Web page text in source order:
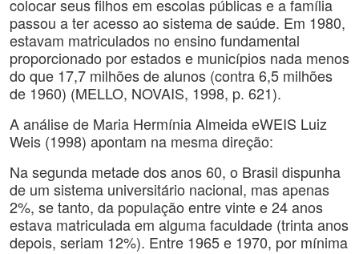
colocar seus filhos em escolas públicas e a família
passou a ter acesso ao sistema de saúde. Em 1980,
estavam matriculados no ensino fundamental
proporcionado por estados e municípios nada menos
do que 17,7 milhões de alunos (contra 6,5 milhões
de 1960) (MELLO, NOVAIS, 1998, p. 621).
A análise de Maria Hermínia Almeida eWEIS Luiz
Weis (1998) apontam na mesma direção:
Na segunda metade dos anos 60, o Brasil dispunha
de um sistema universitário nacional, mas apenas
2%, se tanto, da população entre vinte e 24 anos
estava matriculada em alguma faculdade (trinta anos
depois, seriam 12%). Entre 1965 e 1970, por mínima